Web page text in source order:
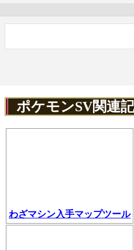
ポケモンSV関連
わざマシン入手マップツール